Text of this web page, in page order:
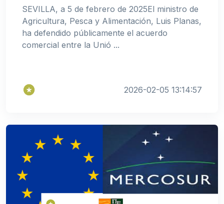
SEVILLA, a 5 de febrero de 2025El ministro de
Agricultura, Pesca y Alimentación, Luis Planas,
ha defendido públicamente el acuerdo
comercial entre la Unió ...
2026-02-05 13:14:57